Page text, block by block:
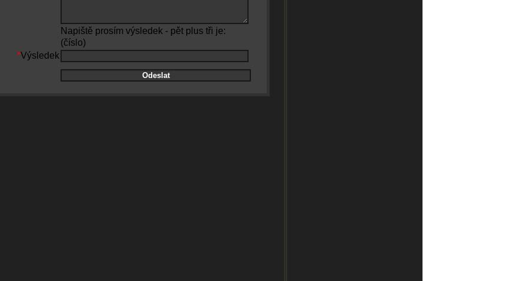
Napiště prosím výsledek - pět plus tři je:
(číslo)
*Výsledek